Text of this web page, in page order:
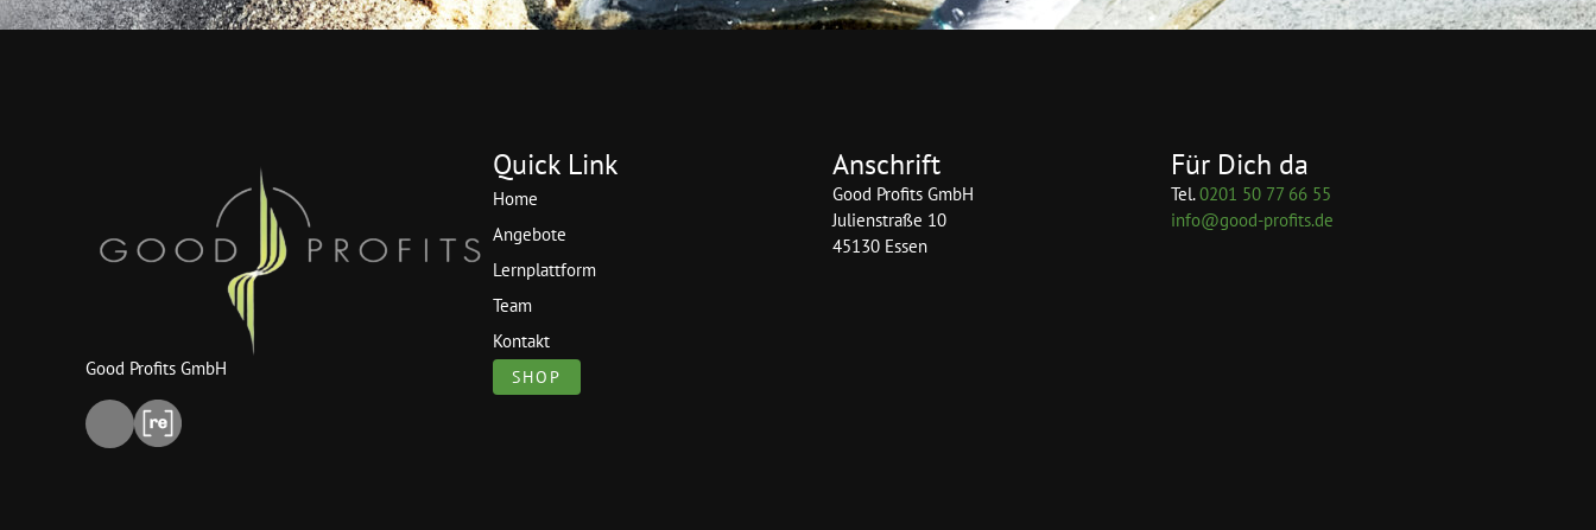
Good Profits GmbH
Quick Link
Home
Angebote
Lernplattform
Team
Kontakt
SHOP
Anschrift
Good Profits GmbH
Julienstraße 10
45130 Essen
Für Dich da
Tel.0201 50 77 66 55
info@good-profits.de